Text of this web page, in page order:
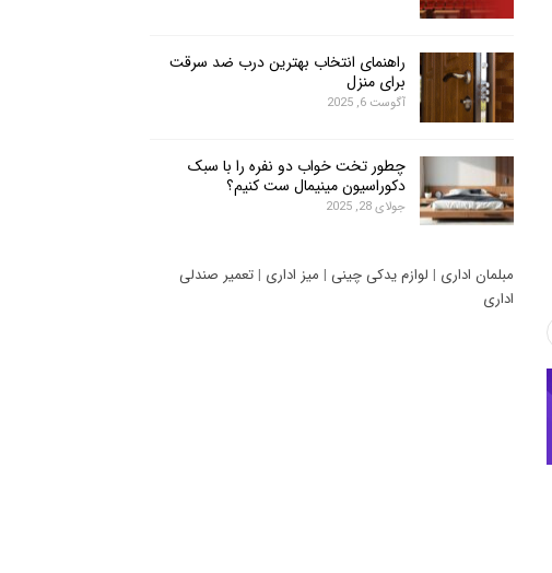
راهنمای انتخاب بهترین درب ضد سرقت
برای منزل
آگوست 6, 2025
چطور تخت خواب دو نفره را با سبک
دکوراسیون مینیمال ست کنیم؟
جولای 28, 2025
مبلمان اداری | لوازم یدکی چینی | میز اداری | تعمیر صندلی
اداری